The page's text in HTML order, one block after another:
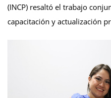
(INCP) resaltó el trabajo
capacitación y actualización